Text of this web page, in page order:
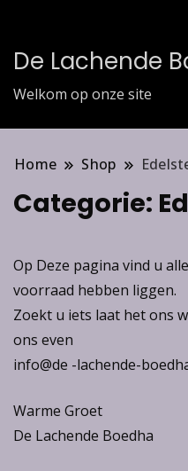
De Lachende
Welkom op onze site
Home Shop
Categorie:
Op Deze pagina vind u
voorraad hebben liggen.
Zoekt u iets laat het ons
ons even
info@de -lachende-
Warme Groet
De Lachende Boedha